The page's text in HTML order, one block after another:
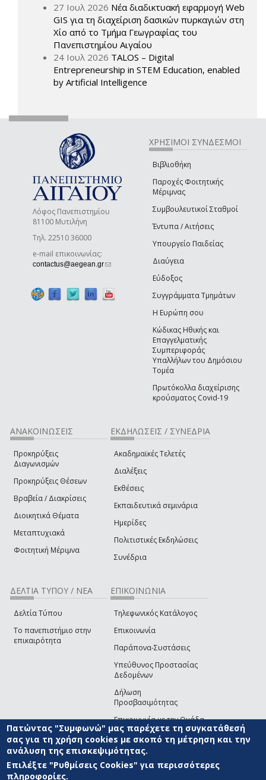
27 Ιουλ 2026 Νέα διαδικτυακή εφαρμογή Web
GIS για τη διαχείριση δασικών πυρκαγιών στη
Χίο από το Τμήμα Γεωγραφίας του
Πανεπιστημίου Αιγαίου
24 Ιουλ 2026 TALOS – Digital
Entrepreneurship in STEM Education, enabled
by Artificial Intelligence
Λόφος Πανεπιστημίου
81100 Μυτιλήνη
Τηλ. 22510 36000
e-mail επικοινωνίας:
contactus@aegean.gr(link sends e-mail)
ΧΡΗΣΙΜΟΙ ΣΥΝΔΕΣΜΟΙ
Βιβλιοθήκη
Παροχές Φοιτητικής
Μέριμνας
Συμβουλευτικοί Σταθμοί
Έντυπα / Αιτήσεις
Υπουργείο Παιδείας
Διαύγεια
Εύδοξος
Συγγράμματα Τμημάτων
Η Ευρώπη σου
Κώδικας Ηθικής και
Επαγγελματικής
Συμπεριφοράς
Υπαλλήλων του Δημόσιου
Τομέα
Πρωτόκολλα διαχείρισης
κρούσματος Covid-19
ΑΝΑΚΟΙΝΩΣΕΙΣ
Προκηρύξεις
Διαγωνισμών
Προκηρύξεις Θέσεων
Βραβεία / Διακρίσεις
Διοικητικά Θέματα
Μεταπτυχιακά
Φοιτητική Μέριμνα
ΕΚΔΗΛΩΣΕΙΣ / ΣΥΝΕΔΡΙΑ
Ακαδημαϊκές Τελετές
Διαλέξεις
Εκθέσεις
Εκπαιδευτικά σεμινάρια
Ημερίδες
Πολιτιστικές Εκδηλώσεις
Συνέδρια
ΔΕΛΤΙΑ ΤΥΠΟΥ / ΝΕΑ
Δελτία Τύπου
Το πανεπιστήμιο στην
επικαιρότητα
ΕΠΙΚΟΙΝΩΝΙΑ
Τηλεφωνικός Κατάλογος
Επικοινωνία
Παράπονα-Συστάσεις
Υπεύθυνος Προστασίας
Δεδομένων
Δήλωση
Προσβασιμότητας
Επικοινωνία με την Ομάδα
Ανάπτυξης του site(link sends e-mail)
© ΠΑΝΕΠΙΣΤΗΜΙΟ ΑΙΓΑΙΟΥ ΟΡΟΙ ΧΡΗΣΗΣ
ΑΝΑΠΤΥΞΗΣ
Πατώντας "Συμφωνώ" μας παρέχετε τη συγκατάθεσή
σας για τη χρήση cookies με σκοπό τη μέτρηση και την
ανάλυση της επισκεψιμότητας.
Επιλέξτε "Ρυθμίσεις Cookies" για περισσότερες
πληροφορίες.